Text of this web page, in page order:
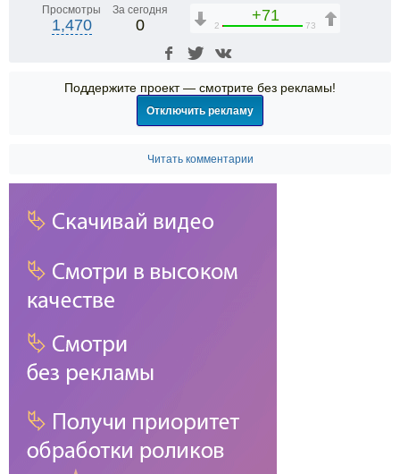
Просмотры
1,470
За сегодня
0
+71
2 73
Поддержите проект — смотрите без рекламы!
Отключить рекламу
Читать комментарии